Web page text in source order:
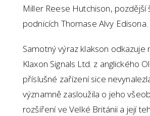
Miller Reese Hutchison, pozdější
podnicích Thomase Alvy Edisona.
Samotný výraz klakson odkazuje
Klaxon Signals Ltd. z anglického
příslušné zařízení sice
významně zasloužila o jeho
rozšíření ve Velké Británii a její